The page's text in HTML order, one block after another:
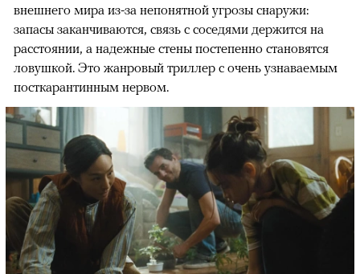
внешнего мира из-за непонятной угрозы снаружи:
запасы заканчиваются, связь с соседями держится на
расстоянии, а надежные стены постепенно становятся
ловушкой. Это жанровый триллер с очень узнаваемым
посткарантинным нервом.